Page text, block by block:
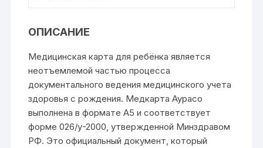
ОПИСАНИЕ
Медицинская карта для ребёнка является
неотъемлемой частью процесса
документального ведения медицинского учета
здоровья с рождения. Медкарта Аурасо
выполнена в формате А5 и соответствует
форме 026/у-2000, утвержденной Минздравом
РФ. Это официальный документ, который